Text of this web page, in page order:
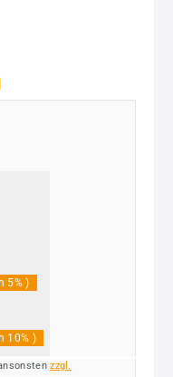
5% )
10% )
zzgl.